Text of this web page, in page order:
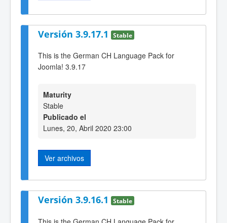
Versión 3.9.17.1 Stable
This is the German CH Language Pack for
Joomla! 3.9.17
Maturity
Stable
Publicado el
Lunes, 20, Abril 2020 23:00
Ver archivos
Versión 3.9.16.1 Stable